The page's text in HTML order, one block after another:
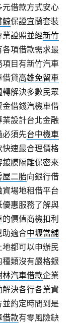
借款方式安心
鯨保證宜蘭套裝
業證照並經新竹
項借款需求最
項目有新竹汽車
借貸高雄免留車
解決多數民眾
借錢汽機車借
業設計台北金融
必須先台中機車
速最合理價格
膜隔離保密來
屋二胎向銀行借
場地租借平台
惠服務了解與
的價值商機扣利
助適合中壢當舖
都可以申辦民
類沒有嚴格銀
林汽車借款企業
決各行各業資
約定時間到是
借款有零風險缺